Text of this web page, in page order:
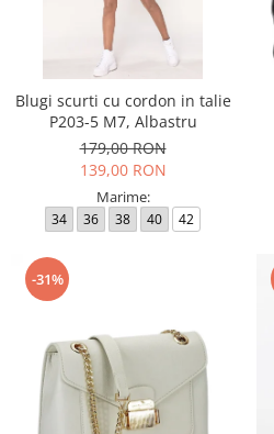
Blugi scurti cu cordon in talie
P203-5 M7, Albastru
179,00 RON
139,00 RON
Marime:
34 36 38 40 42
-31%